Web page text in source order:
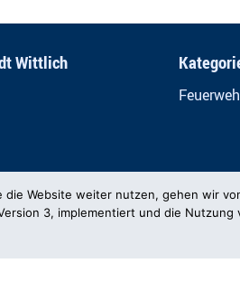
Wittlich
die Website weiter nutzen, gehen wir
3, implementiert und die